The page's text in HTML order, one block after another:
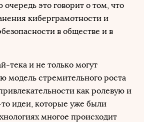
это говорит о том, что
киберграмотности и
в обществе и в
тека и не только могут
модель стремительного роста
как ролевую и
идеи, которые уже были
многое происходит